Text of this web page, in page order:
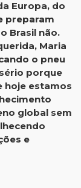
Europa, do
preparam
Brasil não.
Maria
o pneu
porque
hoje estamos
global sem
e